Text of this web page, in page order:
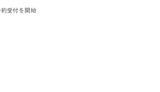
受付を開始